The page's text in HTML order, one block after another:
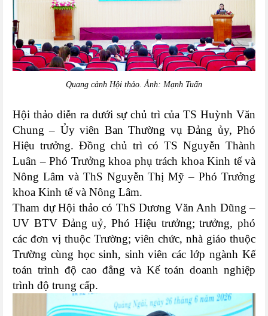
Quang cảnh Hội thảo. Ảnh: Mạnh Tuấn
Hội thảo diễn ra dưới sự chủ trì của TS Huỳnh Văn
Chung – Ủy viên Ban Thường vụ Đảng ủy, Phó
Hiệu trưởng. Đồng chủ trì có TS Nguyễn Thành
Luân – Phó Trưởng khoa phụ trách khoa Kinh tế và
Nông Lâm và ThS Nguyễn Thị Mỹ – Phó Trưởng
khoa Kinh tế và Nông Lâm.
Tham dự Hội thảo có ThS Dương Văn Anh Dũng –
UV BTV Đảng uỷ, Phó Hiệu trưởng; trưởng, phó
các đơn vị thuộc Trường; viên chức, nhà giáo thuộc
Trường cùng học sinh, sinh viên các lớp ngành Kế
toán trình độ cao đẳng và Kế toán doanh nghiệp
trình độ trung cấp.